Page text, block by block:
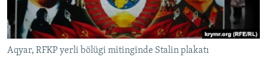
Русский
Українською
Aqyar, RFKP yerli bölügi mitinginde Stalin plakatı